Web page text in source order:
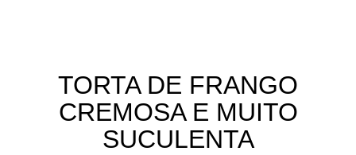
TORTA DE FRANGO
CREMOSA E MUITO
SUCULENTA